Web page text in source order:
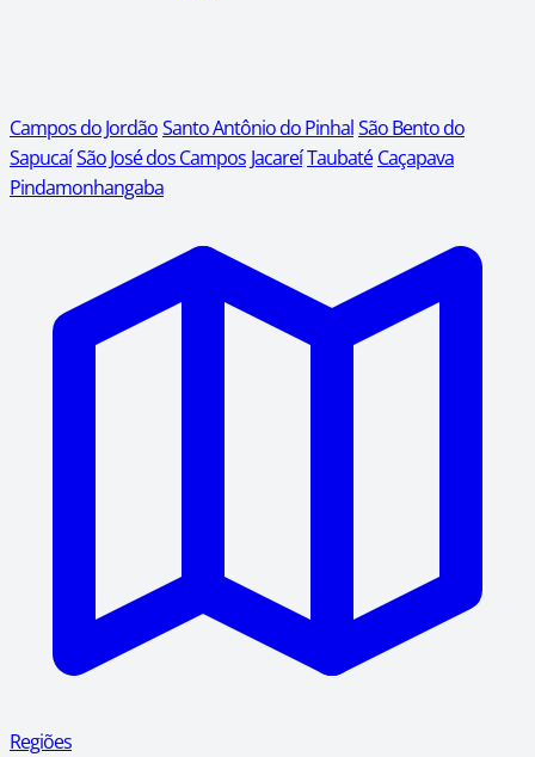
Campos do JordãoSanto Antônio do PinhalSão Bento do
SapucaíSão José dos Campos JacareíTaubaté Caçapava
Pindamonhangaba
Regiões